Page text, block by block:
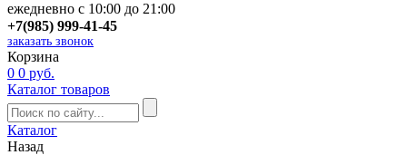
ежедневно с 10:00 до 21:00
+7(985) 999-41-45
заказать звонок
Корзина
0 0 руб.
Каталог товаров
Каталог
Назад